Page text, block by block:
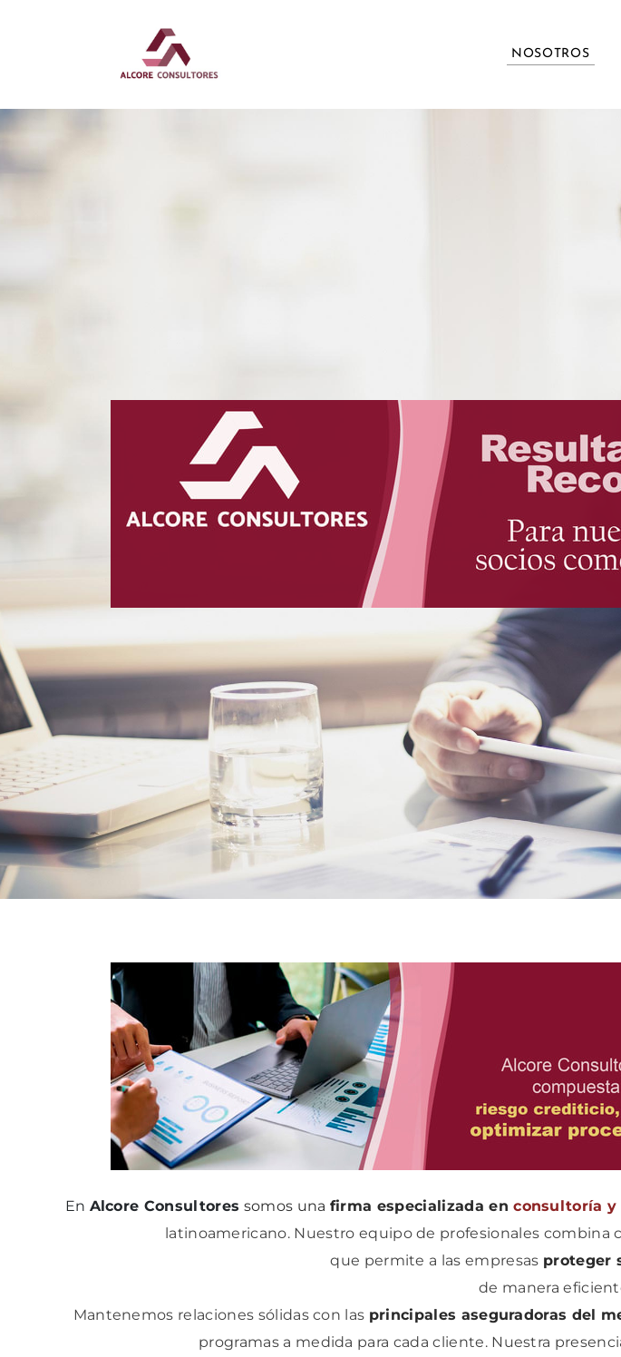
NOSOTROS
En Alcore Consultores somos una firma especializada enconsultoría y
latinoamericano. Nuestro equipo de profesionales
que permite a las empresas proteger
de manera
Mantenemos relaciones sólidas con las principales aseguradoras del
programas a medida para cada cliente. Nuestra